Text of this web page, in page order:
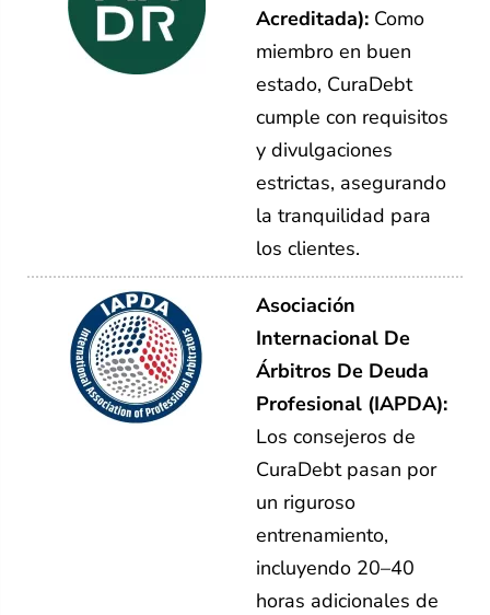
Acreditada): Como
miembro en buen
estado, CuraDebt
cumple con requisitos
y divulgaciones
estrictas, asegurando
la tranquilidad para
los clientes.
Asociación
Internacional De
Árbitros De Deuda
Profesional (IAPDA):
Los consejeros de
CuraDebt pasan por
un riguroso
entrenamiento,
incluyendo 20–40
horas adicionales de